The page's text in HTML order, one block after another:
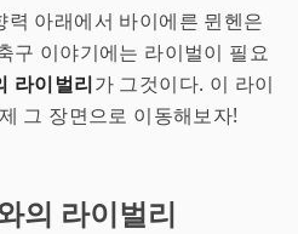
아래에서 바이에른 뮌헨은
구 이야기에는 라이벌이 필요
라이벌리가 그것이다. 이 라이
그 장면으로 이동해보자!
의 라이벌리